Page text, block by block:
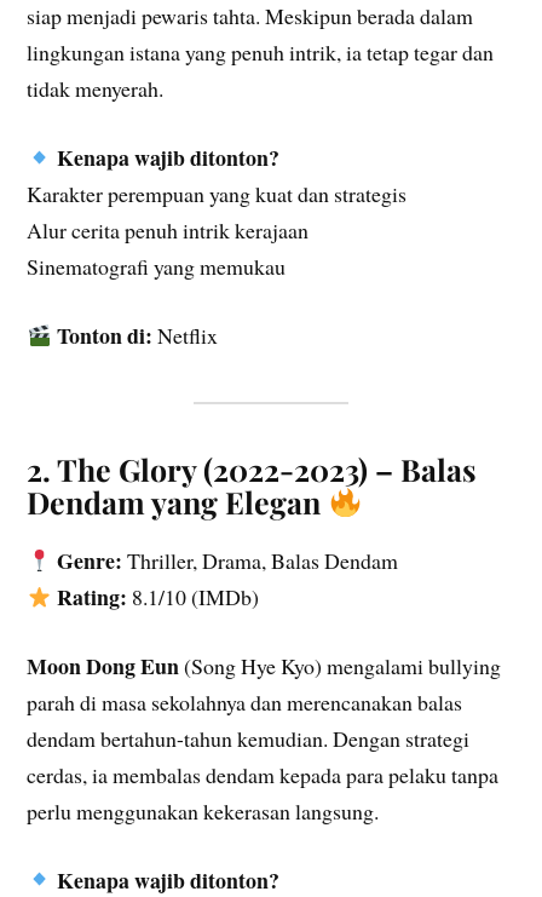
siap menjadi pewaris tahta. Meskipun berada dalam
lingkungan istana yang penuh intrik, ia tetap tegar dan
tidak menyerah.
Kenapa wajib ditonton?
Karakter perempuan yang kuat dan strategis
Alur cerita penuh intrik kerajaan
Sinematografi yang memukau
Tonton di: Netflix
2. The Glory (2022-2023) – Balas
Dendam yang Elegan
Genre: Thriller, Drama, Balas Dendam
Rating: 8.1/10 (IMDb)
Moon Dong Eun(Song Hye Kyo) mengalami bullying
parah di masa sekolahnya dan merencanakan balas
dendam bertahun-tahun kemudian. Dengan strategi
cerdas, ia membalas dendam kepada para pelaku tanpa
perlu menggunakan kekerasan langsung.
Kenapa wajib ditonton?